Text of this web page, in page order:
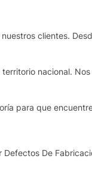
clientes.
nacional.
para que
De